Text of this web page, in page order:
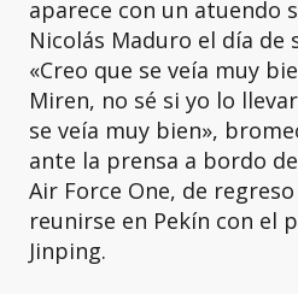
aparece con un atuendo
Nicolás Maduro el día de
«Creo que se veía muy
Miren, no sé si yo lo
se veía muy bien»,
ante la prensa a bordo
Air Force One, de
reunirse en Pekín con el
Jinping.